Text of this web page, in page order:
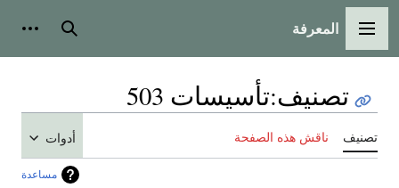
القائمة الرئيسية
المعرفة بحث
تصنيف:تأسيسات 503
تصنيف ناقش هذه الصفحة أدوات
مساعدة